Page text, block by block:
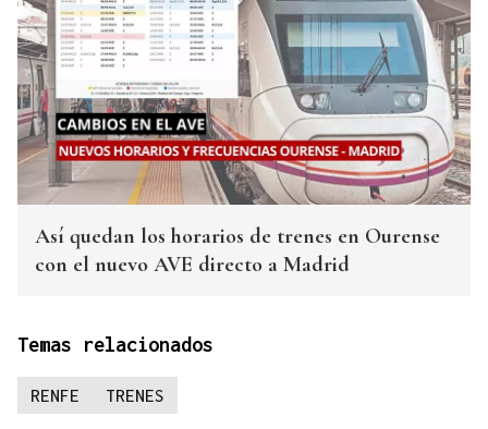
Así quedan los horarios de trenes en Ourense
con el nuevo AVE directo a Madrid
Temas relacionados
RENFE TRENES